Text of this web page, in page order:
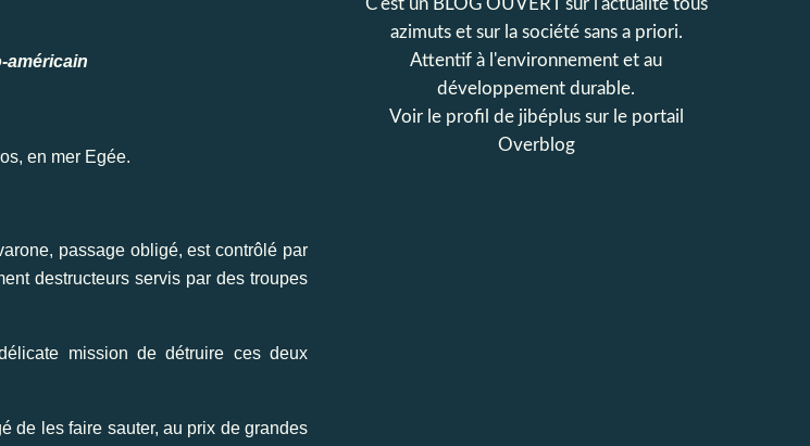
américain
en mer Egée.
passage obligé, est contrôlé par
destructeurs servis par des troupes
mission de détruire ces deux
de les faire sauter, au prix de grandes
C'est un BLOG OUVERT sur l'actualité tous
azimuts et sur la société sans a priori.
Attentif à l'environnement et au
développement durable.
Voir le profil de jibéplussur le portail
Overblog